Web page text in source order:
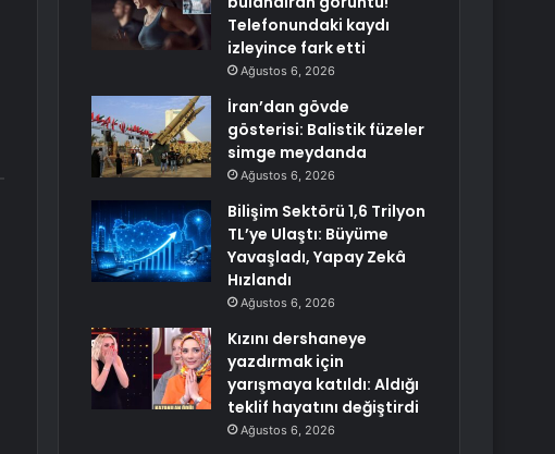
Telefonundaki kaydı
izleyince fark etti
Ağustos 6, 2026
İran’dan gövde
gösterisi: Balistik füzeler
simge meydanda
Ağustos 6, 2026
Bilişim Sektörü 1,6 Trilyon
TL’ye Ulaştı: Büyüme
Yavaşladı, Yapay Zekâ
Hızlandı
Ağustos 6, 2026
Kızını dershaneye
yazdırmak için
yarışmaya katıldı: Aldığı
teklif hayatını değiştirdi
Ağustos 6, 2026